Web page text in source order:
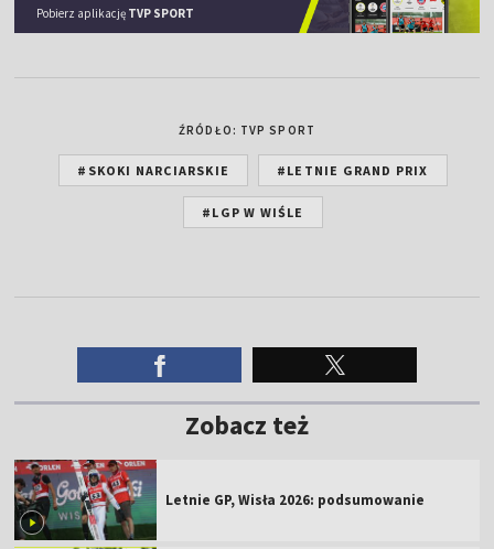
Pobierz aplikację TVP SPORT
ŹRÓDŁO: TVP SPORT
#SKOKI NARCIARSKIE #LETNIE GRAND PRIX
#LGP W WIŚLE
Zobacz też
Letnie GP, Wisła 2026: podsumowanie